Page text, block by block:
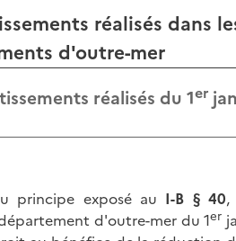
réalisés dans
d'outre-mer
réalisés du 1er
principe exposé au I-B § 40,
d'outre-mer du 1er